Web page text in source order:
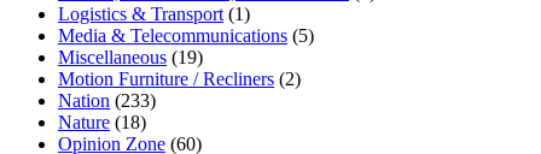
Logistics & Transport (1)
Media & Telecommunications (5)
Miscellaneous (19)
Motion Furniture / Recliners (2)
Nation (233)
Nature (18)
Opinion Zone (60)